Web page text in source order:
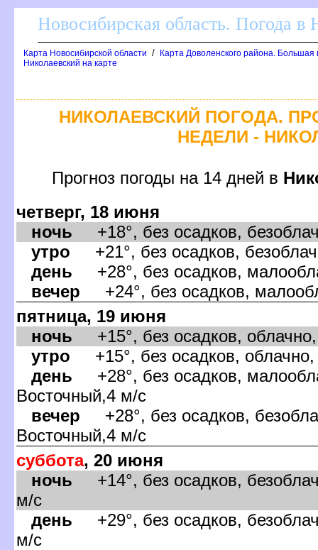
Новосибирская область. Погода в
Карта Новосибирской области /
Карта Доволенского района.
Николаевский на карте
НИКОЛАЕВСКИЙ ПОГОДА.
НЕДЕЛИ -
Прогноз погоды на 14 дней
четверг, 18 июня
ночь +18°, без осадков,
утро +21°, без осадков,
день +28°, без осадков,
ечер +24°, без осадков,
пятница, 19 июня
ночь +15°, без осадков,
утро +15°, без осадков,
день +28°, без осадков,
осточный,4 м/с
ечер +28°, без осадков,
осточный,4 м/с
суббота, 20 июня
ночь +14°, без осадков,
м/с
день +29°, без осадков,
м/с